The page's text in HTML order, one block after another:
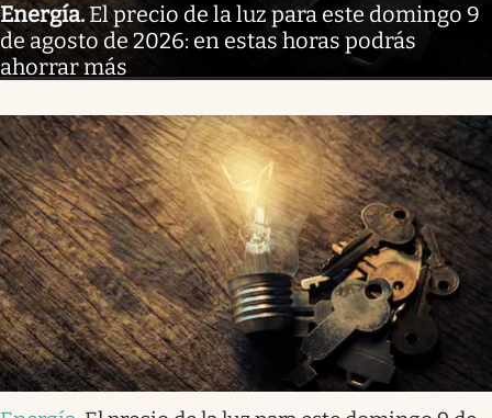
Energía.El precio de la luz para este domingo 9
de agosto de 2026: en estas horas podrás
ahorrar más